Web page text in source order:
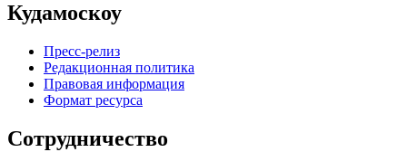
Кудамоскоу
Пресс-релиз
Редакционная политика
Правовая информация
Формат ресурса
Сотрудничество